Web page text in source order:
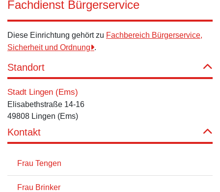
Fachdienst Bürgerservice
Diese Einrichtung gehört zu Fachbereich Bürgerservice,
Sicherheit und Ordnung .
Standort
Stadt Lingen (Ems)
Elisabethstraße 14-16
49808 Lingen (Ems)
Kontakt
Frau Tengen
Frau Brinker